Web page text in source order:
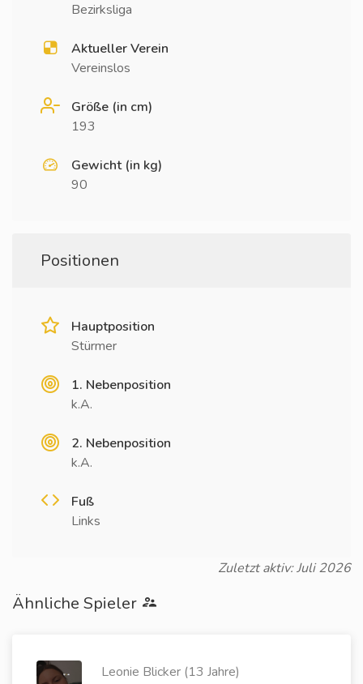
Bezirksliga
Aktueller Verein
Vereinslos
Größe (in cm)
193
Gewicht (in kg)
90
Positionen
Hauptposition
Stürmer
1. Nebenposition
k.A.
2. Nebenposition
k.A.
Fuß
Links
Zuletzt aktiv: Juli 2026
Ähnliche Spieler
Leonie Blicker (13 Jahre)